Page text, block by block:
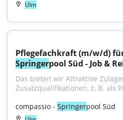
Ulm
Springerpool Süd - Job &
Das bieten wir Attraktive
Zusatzqualifikationen, z. B. als
compassio - Springerpool Süd